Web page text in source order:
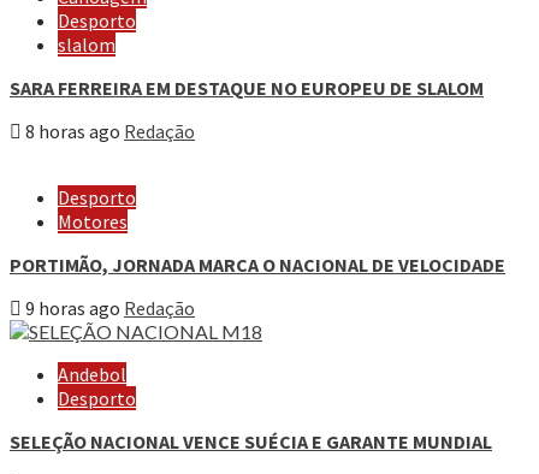
Desporto
slalom
SARA FERREIRA EM DESTAQUE NO EUROPEU DE SLALOM
8 horas ago Redação
Desporto
Motores
PORTIMÃO, JORNADA MARCA O NACIONAL DE VELOCIDADE
9 horas ago Redação
Andebol
Desporto
SELEÇÃO NACIONAL VENCE SUÉCIA E GARANTE MUNDIAL